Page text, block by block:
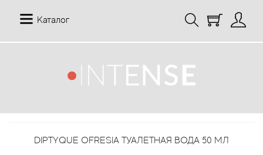
Каталог
DIPTYQUE OFRESIA ТУАЛЕТНАЯ ВОДА 50 МЛ
12 Parfumeurs Francais
19-69
27 87 Perfumes
Отзывы
Доставка
История заказов
Рассылка новостей